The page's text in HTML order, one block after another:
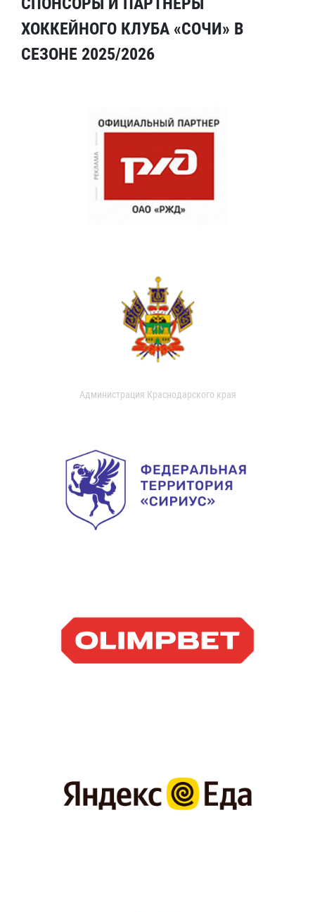
ХОККЕЙНОГО КЛУБА «СОЧИ» В
СЕЗОНЕ 2025/2026
Администрация Краснодарского края